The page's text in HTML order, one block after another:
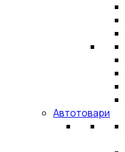
Автотовари